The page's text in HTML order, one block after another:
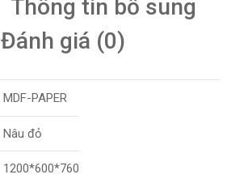
Thông tin bổ sung
Đánh giá (0)
MDF-PAPER
Nâu đỏ
1200*600*760